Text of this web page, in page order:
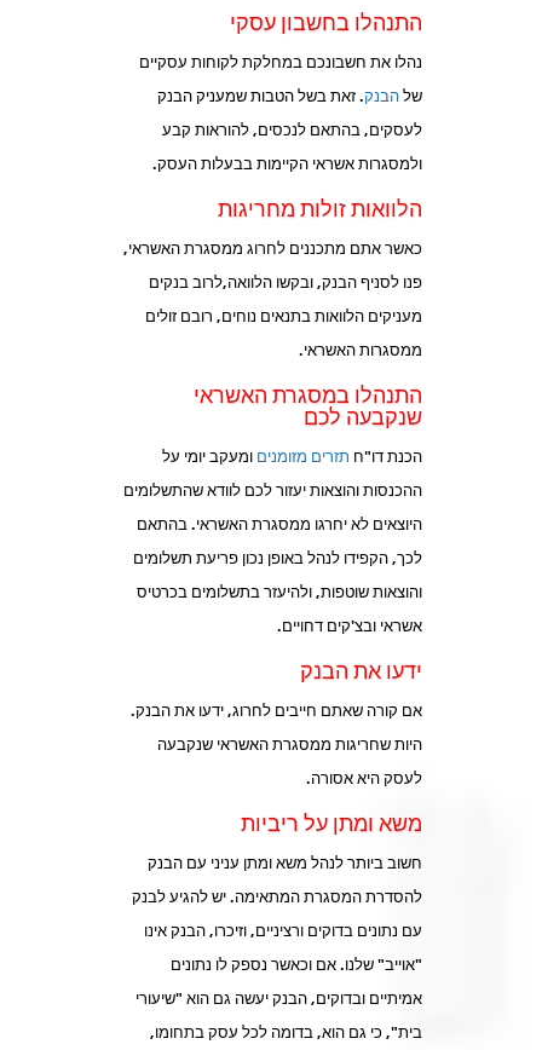
התנהלו בחשבון עסקי
נהלו את חשבונכם במחלקת לקוחות עסקיים
שלהבנק. זאת בשל הטבות שמעניק הבנק
לעסקים, בהתאם לנכסים, להוראות קבע
ולמסגרות אשראי הקיימות בבעלות העסק.
הלוואות זולות מחריגות
כאשר אתם מתכננים לחרוג ממסגרת האשראי,
פנו לסניף הבנק, ובקשו הלוואה,לרוב בנקים
מעניקים הלוואות בתנאים נוחים, רובם זולים
ממסגרות האשראי.
התנהלו במסגרת האשראי
שנקבעה לכם
הכנת דו"ח תזרים מזומנים ומעקב יומי על
ההכנסות והוצאות יעזור לכם לוודא שהתשלומים
היוצאים לא יחרגו ממסגרת האשראי. בהתאם
לכך, הקפידו לנהל באופן נכון פריעת תשלומים
והוצאות שוטפות, ולהיעזר בתשלומים בכרטיס
אשראי ובצ'קים דחויים.
ידעו את הבנק
אם קורה שאתם חייבים לחרוג, ידעו את הבנק.
היות שחריגות ממסגרת האשראי שנקבעה
לעסק היא אסורה.
משא ומתן על ריביות
חשוב ביותר לנהל משא ומתן עניני עם הבנק
להסדרת המסגרת המתאימה. יש להגיע לבנק
עם נתונים בדוקים ורציניים, וזיכרו, הבנק אינו
"אוייב" שלנו. אם וכאשר נספק לו נתונים
אמיתיים ובדוקים, הבנק יעשה גם הוא "שיעורי
בית", כי גם הוא, בדומה לכל עסק בתחומו,